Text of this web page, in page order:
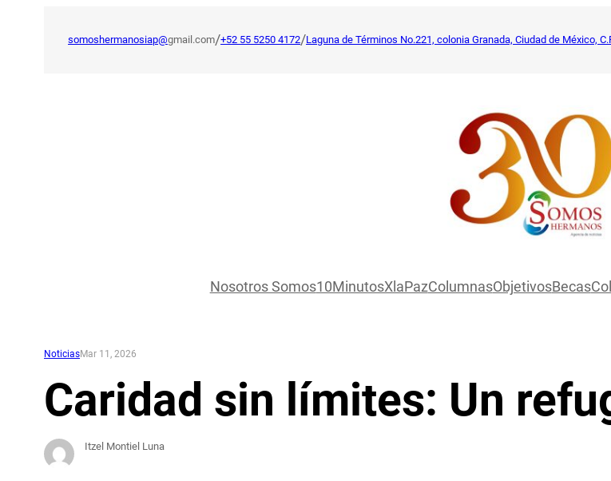
somoshermanosiap@gmail.com/+52 55 5250 4172/Laguna de Términos No.221, colonia Granada, Ciudad de México,
Nosotros Somos10MinutosXlaPazColumnasObjetivosBecas
NoticiasMar 11, 2026
Caridad sin límites: Un
Itzel Montiel Luna